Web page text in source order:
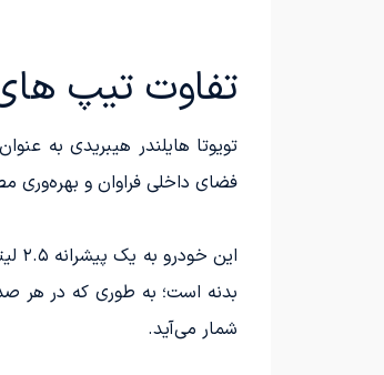
تفاوت تیپ های
تویوتا هایلندر هیبریدی به
فضای داخلی فراوان و
بدنه است؛ به طوری که در هر
شمار می‌آید.